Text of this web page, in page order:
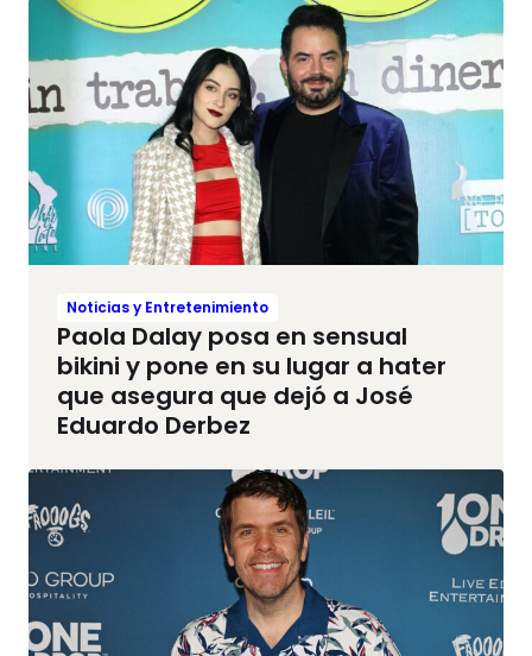
Noticias y Entretenimiento
Paola Dalay posa en sensual
bikini y pone en su lugar a hater
que asegura que dejó a José
Eduardo Derbez